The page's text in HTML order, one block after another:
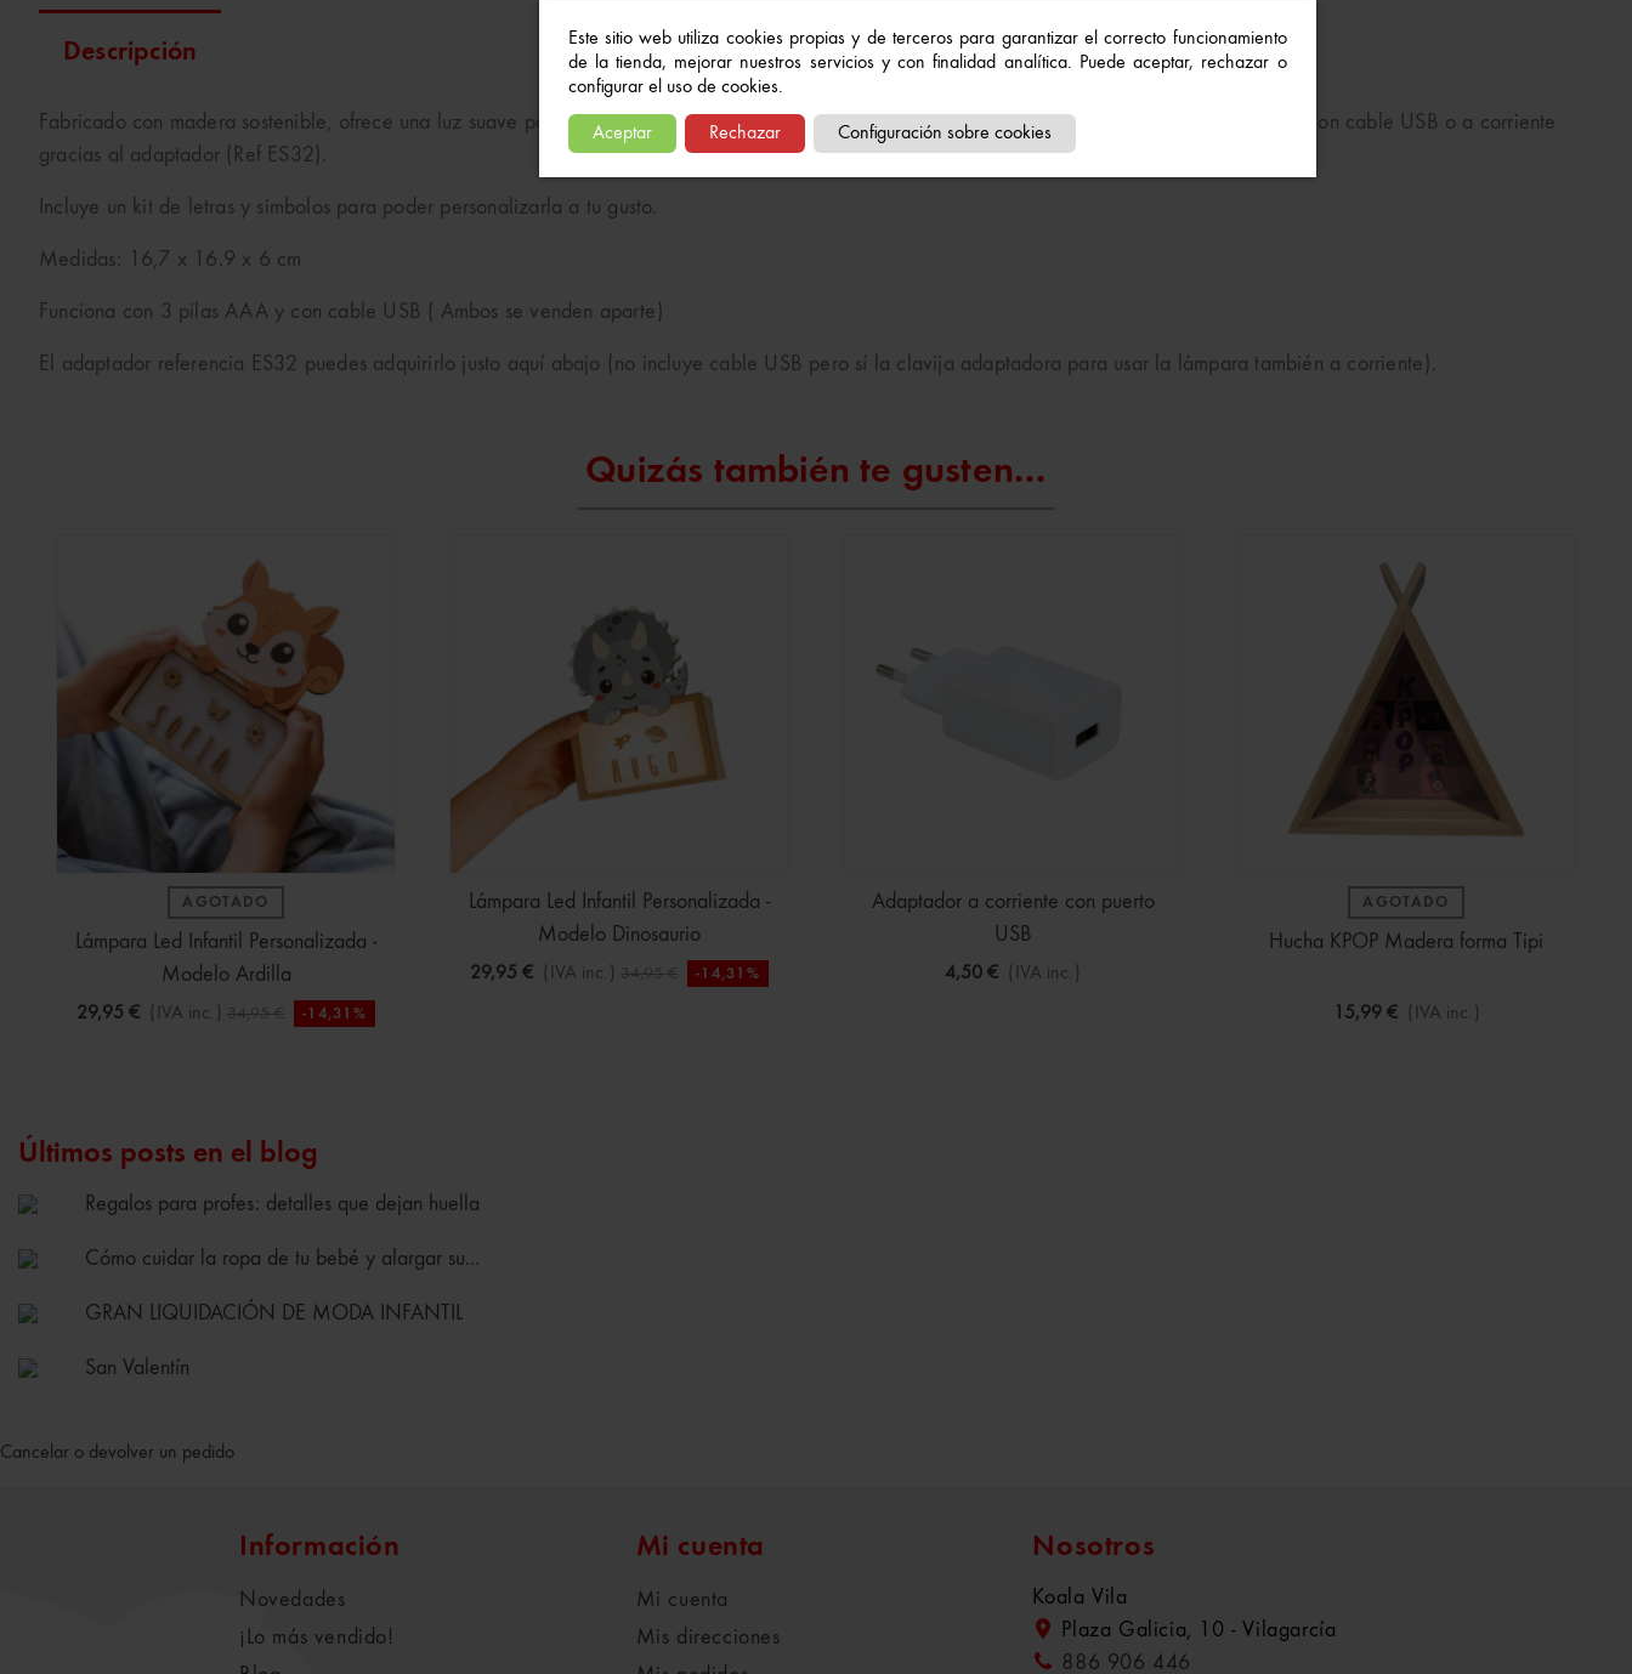
Este sitio web utiliza cookies propias y de terceros para garantizar el correcto funcionamiento
de la tienda, mejorar nuestros servicios y con finalidad analítica. Puede aceptar, rechazar o
configurar el uso de cookies.
Aceptar Rechazar Configuración sobre cookies
Descripción
Fabricado con madera sostenible, ofrece una luz suave para dar un ambiente acogedor. Tiene una luz led de bajo consumo que funciona a pilas, con cable USB o a corriente
gracias al adaptador (Ref ES32).
Incluye un kit de letras y simbolos para poder personalizarla a tu gusto.
Medidas: 16,7 x 16.9 x 6 cm
Funciona con 3 pilas AAA y con cable USB ( Ambos se venden aparte)
El adaptador referencia ES32 puedes adquirirlo justo aquí abajo (no incluye cable USB pero sí la clavija adaptadora para usar la lámpara también a corriente).
Quizás también te gusten...
AGOTADO
Lámpara Led Infantil Personalizada -
Modelo Ardilla
29,95 € (IVA inc.) 34,95 € -14,31%
Lámpara Led Infantil Personalizada -
Modelo Dinosaurio
29,95 € (IVA inc.) 34,95 € -14,31%
Adaptador a corriente con puerto
USB
4,50 € (IVA inc.)
AGOTADO
Hucha KPOP Madera forma Tipi
15,99 € (IVA inc.)
Últimos posts en el blog
Regalos para profes: detalles que dejan huella
Cómo cuidar la ropa de tu bebé y alargar su...
GRAN LIQUIDACIÓN DE MODA INFANTIL
San Valentín
Cancelar o devolver un pedido
Información
Novedades
¡Lo más vendido!
Mi cuenta
Mi cuenta
Mis direcciones
Nosotros
Koala Vila
Plaza Galicia, 10 - Vilagarcía
886 906 446